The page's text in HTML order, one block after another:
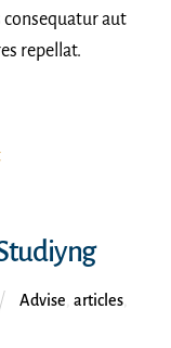
consequatur aut
repellat.
Advise articles,